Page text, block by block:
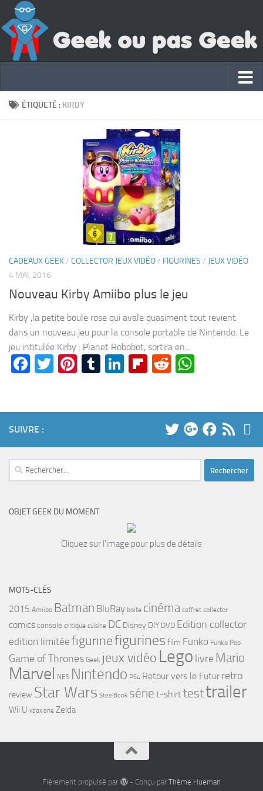
ÉTIQUETÉ : KIRBY
CADEAUX GEEK/ COLLECTOR JEUX VIDÉO/ FIGURINES / JEUX VIDÉO
4 MAI, 2016
Nouveau Kirby Amiibo plus le jeu
Kirby ,la petite boule rose qui avale quasiment tout revient
dans un nouveau jeu pour la console portable de Nintendo. Le
jeu intitulée Kirby : Planet Robobot, sortira en...
Facebook
Twitter
Pinterest
Tumblr
LinkedIn
Flipboard
Reddit
SUIVRE :
Rechercher :
OBJET GEEK DU MOMENT
Cliquez sur l'image pour plus de détails
MOTS-CLÉS
2015 Amiibo Batman BluRay boite cinéma coffret collector
comics console critique cuisine DC Disney DIY DVD Edition collector
edition limitée figurinefigurines film Funko Funko Pop
Game of Thrones Geek jeux vidéo Lego livre Mario
Marvel NES Nintendo PS4 Retour vers le Futur retro
review Star Wars SteelBook série t-shirttesttrailer
Wii U xbox one Zelda
Fièrement propulsé par - Conçu par Thème Hueman